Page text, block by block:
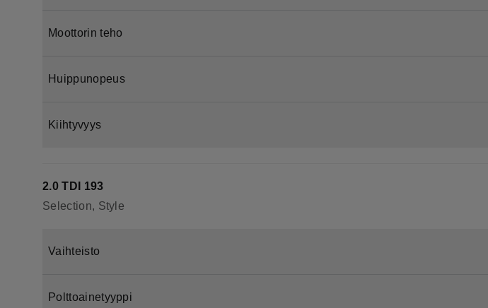
Moottorin teho
Huippunopeus
Kiihtyvyys
2.0 TDI 193
Selection, Style
Vaihteisto
Polttoainetyyppi